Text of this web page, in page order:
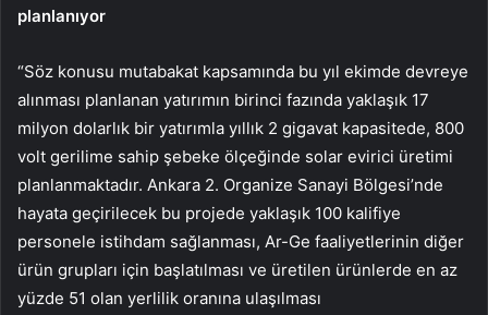
planlanıyor
“Söz konusu mutabakat kapsamında bu yıl ekimde devreye
alınması planlanan yatırımın birinci fazında yaklaşık 17
milyon dolarlık bir yatırımla yıllık 2 gigavat kapasitede, 800
volt gerilime sahip şebeke ölçeğinde solar evirici üretimi
planlanmaktadır. Ankara 2. Organize Sanayi Bölgesi’nde
hayata geçirilecek bu projede yaklaşık 100 kalifiye
personele istihdam sağlanması, Ar-Ge faaliyetlerinin diğer
ürün grupları için başlatılması ve üretilen ürünlerde en az
yüzde 51 olan yerlilik oranına ulaşılması